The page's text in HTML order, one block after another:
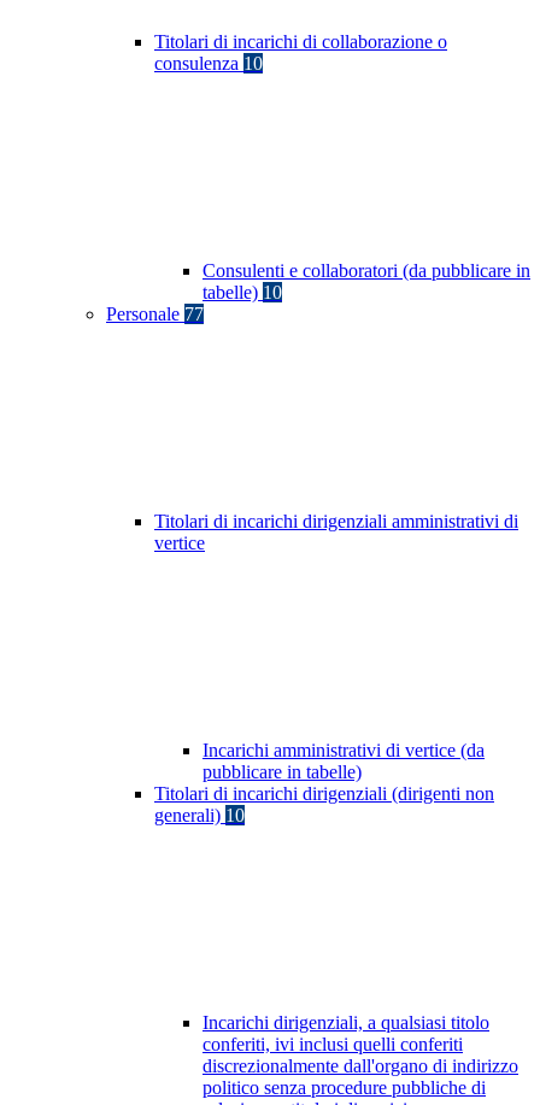
Titolari di incarichi di collaborazione o
consulenza 10
Consulenti e collaboratori (da pubblicare in
tabelle) 10
Personale 77
Titolari di incarichi dirigenziali amministrativi di
vertice
Incarichi amministrativi di vertice (da
pubblicare in tabelle)
Titolari di incarichi dirigenziali (dirigenti non
generali) 10
Incarichi dirigenziali, a qualsiasi titolo
conferiti, ivi inclusi quelli conferiti
discrezionalmente dall'organo di indirizzo
politico senza procedure pubbliche di